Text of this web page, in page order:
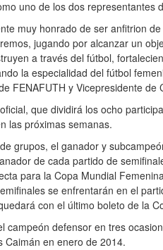
uno de los dos representantes
muy honrado de ser anfitrion
jugando por alcanzar un
a través del fútbol,
la especialidad del fútbol
FENAFUTH y Vicepresidente de
que dividirá los ocho
las próximas semanas.
grupos, el ganador y
de cada partido de
para la Copa Mundial
se enfrentarán en el
con el último boleto de la
campeón defensor en tres
Caimán en enero de 2014.